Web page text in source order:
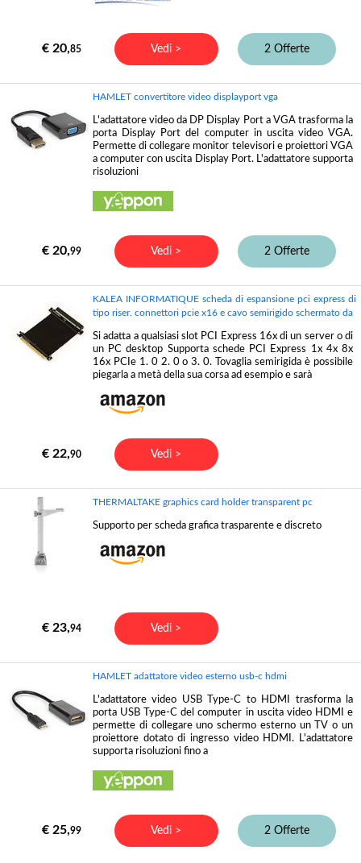
€ 20,85 Vedi > 2 Offerte
HAMLET convertitore video displayport vga
L'adattatore video da DP Display Port a VGA trasforma la
porta Display Port del computer in uscita video VGA.
Permette di collegare monitor televisori e proiettori VGA
a computer con uscita Display Port. L'adattatore supporta
risoluzioni
€ 20,99 Vedi > 2 Offerte
KALEA INFORMATIQUE scheda di espansione pci express di
tipo riser. connettori pcie x16 e cavo semirigido schermato da
Si adatta a qualsiasi slot PCI Express 16x di un server o di
un PC desktop Supporta schede PCI Express 1x 4x 8x
16x PCIe 1. 0 2. 0 o 3. 0. Tovaglia semirigida è possibile
piegarla a metà della sua corsa ad esempio e sarà
€ 22,90 Vedi >
THERMALTAKE graphics card holder transparent pc
Supporto per scheda grafica trasparente e discreto
€ 23,94 Vedi >
HAMLET adattatore video esterno usb-c hdmi
L'adattatore video USB Type-C to HDMI trasforma la
porta USB Type-C del computer in uscita video HDMI e
permette di collegare uno schermo esterno un TV o un
proiettore dotato di ingresso video HDMI. L'adattatore
supporta risoluzioni fino a
€ 25,99 Vedi > 2 Offerte